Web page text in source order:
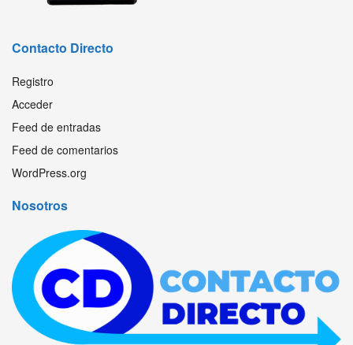
Contacto Directo
Registro
Acceder
Feed de entradas
Feed de comentarios
WordPress.org
Nosotros